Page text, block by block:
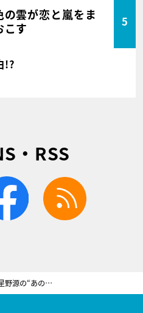
の雲が恋と嵐をま
こす
5
!?
・RSS
facebook
星野源の“あの曲”がTVアニメ『ドラえもん』のOP曲に！「嬉しくて飛び上がりました」